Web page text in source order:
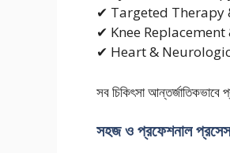
✔ Targeted
✔ Knee
✔ Heart &
সব চিকিৎসা আন্তর্জাতিকভাবে
সহজ ও প্রফেশনাল প্রসেস